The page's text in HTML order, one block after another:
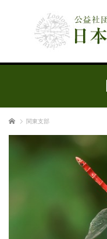
ホーム 関東支部